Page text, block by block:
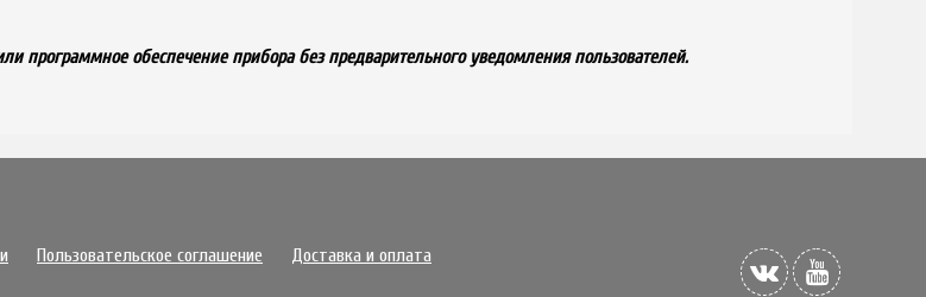
программное обеспечение прибора без предварительного уведомления пользователей.
Пользовательское соглашение
Доставка и оплата